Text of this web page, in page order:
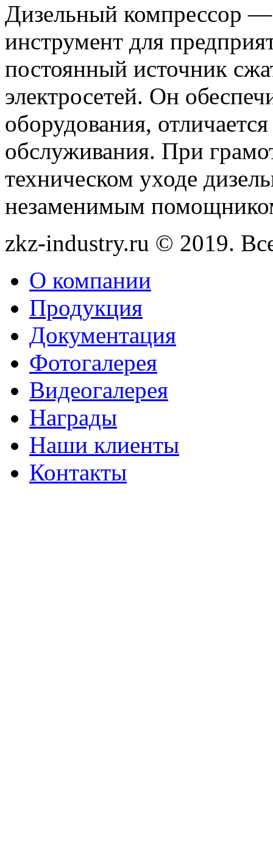
Дизельный компрессор
инструмент для
постоянный источник
электросетей. Он
оборудования,
обслуживания. При
техническом уходе
незаменимым
zkz-industry.ru © 2019.
О компании
Продукция
Документация
Фотогалерея
Видеогалерея
Награды
Наши клиенты
Контакты